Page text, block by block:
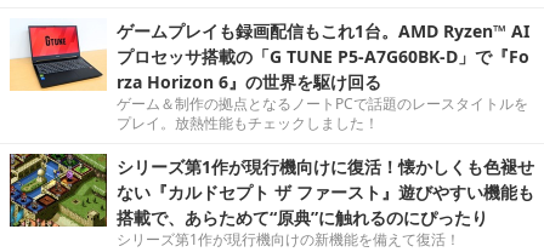
ゲームプレイも録画配信もこれ1台。AMD Ryzen™ AI
プロセッサ搭載の「G TUNE P5-A7G60BK-D」で『Fo
rza Horizon 6』の世界を駆け回る
ゲーム＆制作の拠点となるノートPCで話題のレースタイトルを
プレイ。放熱性能もチェックしました！
シリーズ第1作が現行機向けに復活！懐かしくも色褪せ
ない『カルドセプト ザ ファースト』遊びやすい機能も
搭載で、あらためて“原典”に触れるのにぴったり
シリーズ第1作が現行機向けの新機能を備えて復活！